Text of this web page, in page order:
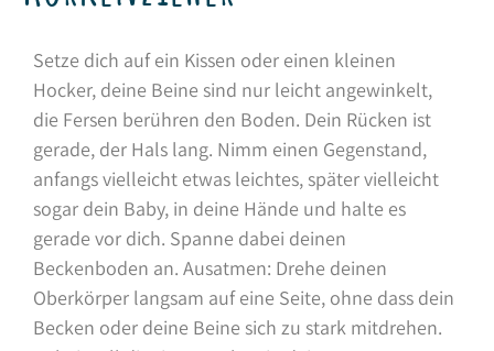
Setze dich auf ein Kissen oder einen kleinen
Hocker, deine Beine sind nur leicht angewinkelt,
die Fersen berühren den Boden. Dein Rücken ist
gerade, der Hals lang. Nimm einen Gegenstand,
anfangs vielleicht etwas leichtes, später vielleicht
sogar dein Baby, in deine Hände und halte es
gerade vor dich. Spanne dabei deinen
Beckenboden an. Ausatmen: Drehe deinen
Oberkörper langsam auf eine Seite, ohne dass dein
Becken oder deine Beine sich zu stark mitdrehen.